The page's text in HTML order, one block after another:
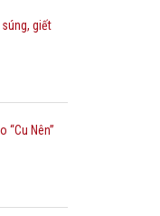
súng, giết
“Cu Nên”